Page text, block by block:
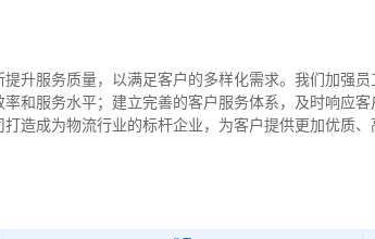
升服务质量，以满足客户的多样化需求。我们加强员
和服务水平；建立完善的客户服务体系，及时响应
造成为物流行业的标杆企业，为客户提供更加优质、